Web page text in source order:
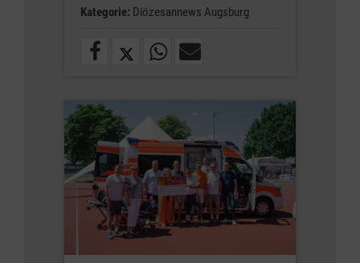
Kategorie: Diözesannews Augsburg